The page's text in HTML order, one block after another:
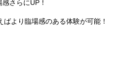
さらにUP！
より臨場感のある体験が可能！